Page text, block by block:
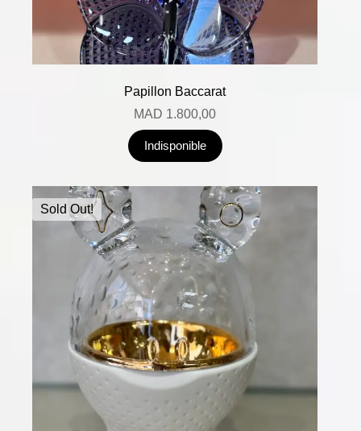
Papillon Baccarat
MAD 1.800,00
Indisponible
Sold Out!